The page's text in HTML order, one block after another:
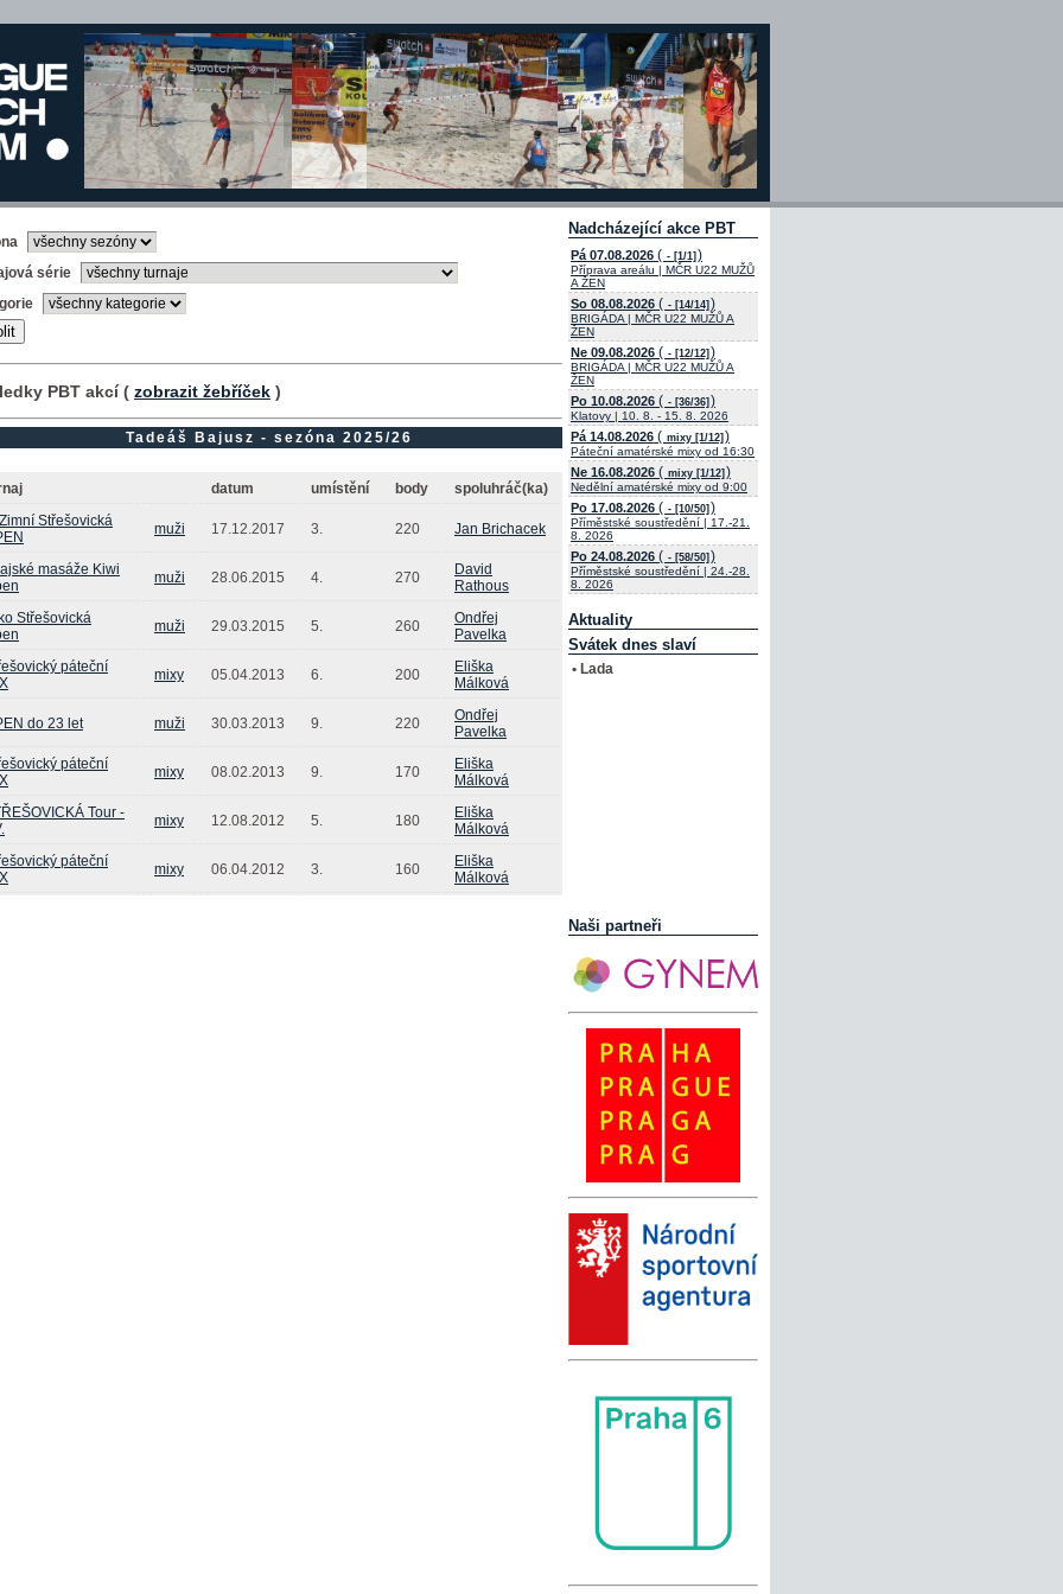
série
PBT akcí ( zobrazit žebříček )
Tadeáš Bajusz - sezóna 2025/26
datum umístění body
spoluhráč(ka)
Střešovická
muži 17.12.2017 3. 220 Jan Brichacek
masáže Kiwi
muži 28.06.2015 4. 270
David
Rathous
Střešovická
muži 29.03.2015 5. 260
Ondřej
Pavelka
páteční
mixy 05.04.2013 6. 200
Eliška
Málková
do 23 let muži 30.03.2013 9. 220
Ondřej
Pavelka
páteční
mixy 08.02.2013 9. 170
Eliška
Málková
Tour -
mixy 12.08.2012 5. 180
Eliška
Málková
páteční
mixy 06.04.2012 3. 160
Eliška
Málková
Nadcházející akce PBT
Pá 07.08.2026 ( - [1/1] )
Příprava areálu | MČR U22 MUŽŮ
A ŽEN
So 08.08.2026 ( - [14/14] )
BRIGÁDA | MČR U22 MUŽŮ A
ŽEN
Ne 09.08.2026 ( - [12/12] )
BRIGÁDA | MČR U22 MUŽŮ A
ŽEN
Po 10.08.2026 ( - [36/36] )
Klatovy | 10. 8. - 15. 8. 2026
Pá 14.08.2026 ( mixy [1/12] )
Páteční amatérské mixy od 16:30
Ne 16.08.2026 ( mixy [1/12] )
Nedělní amatérské mixy od 9:00
Po 17.08.2026 ( - [10/50] )
Příměstské soustředění | 17.-21.
8. 2026
Po 24.08.2026 ( - [58/50] )
Příměstské soustředění | 24.-28.
8. 2026
Aktuality
Svátek dnes slaví
• Lada
Naši partneři